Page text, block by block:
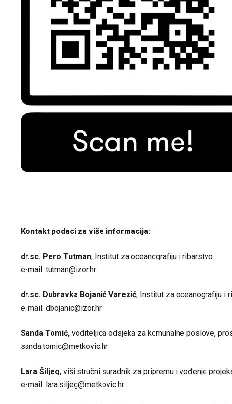
Kontakt podaci za više informacija:
dr.sc. Pero Tutman, Institut za oceanografiju i ribarstvo
e-mail: tutman@izor.hr
dr.sc. Dubravka Bojanić Varezić, Institut za oceanografiju i
e-mail: dbojanic@izor.hr
Sanda Tomić, voditeljica odsjeka za komunalne poslove,
sanda.tomic@metkovic.hr
Lara Šiljeg, viši stručni suradnik za pripremu i vođenje
e-mail: lara.siljeg@metkovic.hr